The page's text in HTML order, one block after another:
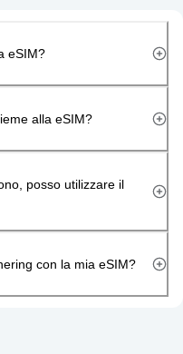
eSIM?
alla eSIM?
posso utilizzare il
con la mia eSIM?